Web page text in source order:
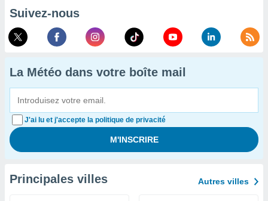
Suivez-nous
La Météo dans votre boîte mail
J'ai lu et j'accepte la politique de privacité
Principales villes Autres villes